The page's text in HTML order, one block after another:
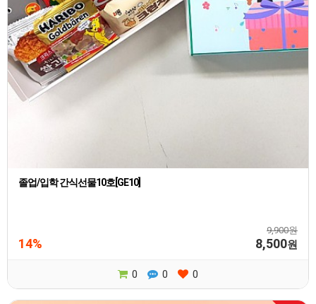
졸업/입학 간식선물10호[GE10]
9,900원
14% 8,500원
0 0 0